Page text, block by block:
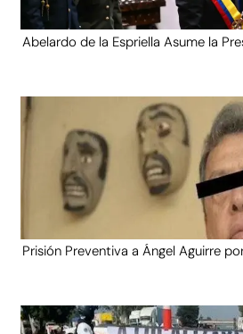
Abelardo de la Espriella Asume la
Prisión Preventiva a Ángel Aguirre